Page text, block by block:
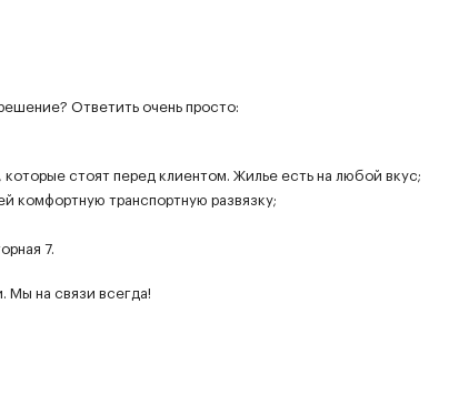
Ответить очень просто:
стоят перед клиентом. Жилье есть на любой вкус;
комфортную транспортную развязку;
7.
Мы на связи всегда!